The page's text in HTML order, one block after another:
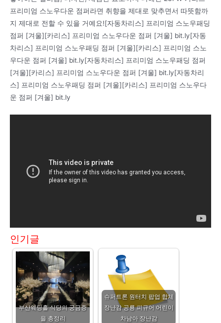
프리미엄 스노우다운 점퍼라면 취향을 제대로 맞추면서 따뜻함까
지 제대로 전할 수 있을 거예요![자동차리스] 프리미엄 스노우패딩
점퍼 [겨울][카리스] 프리미엄 스노우다운 점퍼 [겨울] bit.ly[자동
차리스] 프리미엄 스노우패딩 점퍼 [겨울][카리스] 프리미엄 스노
우다운 점퍼 [겨울] bit.ly[자동차리스] 프리미엄 스노우패딩 점퍼
[겨울][카리스] 프리미엄 스노우다운 점퍼 [겨울] bit.ly[자동차리
스] 프리미엄 스노우패딩 점퍼 [겨울][카리스] 프리미엄 스노우다
운 점퍼 [겨울] bit.ly
인기글
부산웨딩홀 식당의 궁금증
을 총정리
슈퍼트론 원터치 팝업 합체
장난감 공룡 피규어 어린이
차남아 장난감